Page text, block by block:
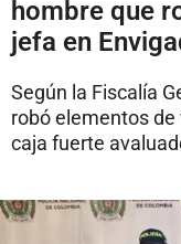
hombre que
jefa en
Según la Fiscalía
robó elementos
caja fuerte